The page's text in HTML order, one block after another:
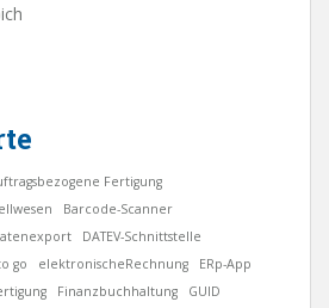
Fertigung
Barcode-Scanner
DATEV-Schnittstelle
go elektronischeRechnung
ERp-App
Finanzbuchhaltung
GUID